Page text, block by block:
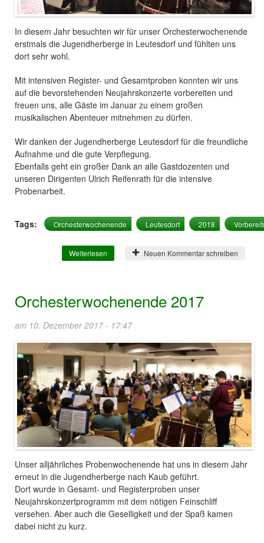
In diesem Jahr besuchten wir für unser Orchesterwochenende
erstmals die Jugendherberge in Leutesdorf und fühlten uns
dort sehr wohl.
Mit intensiven Register- und Gesamtproben konnten wir uns
auf die bevorstehenden Neujahrskonzerte vorbereiten und
freuen uns, alle Gäste im Januar zu einem großen
musikalischen Abenteuer mitnehmen zu dürfen.
Wir danken der Jugendherberge Leutesdorf für die freundliche
Aufnahme und die gute Verpflegung.
Ebenfalls geht ein großer Dank an alle Gastdozenten und
unseren Dirigenten Ulrich Reifenrath für die intensive
Probenarbeit.
Tags: Orchesterwochenende Leutesdorf 2018
Weiterlesen über Orchesterwochenende in Leutesdorf
Neuen Kommentar schreiben
Orchesterwochenende 2017
am 10. Dezember 2017 - 17:47
Unser alljährliches Probenwochenende hat uns in diesem Jahr
erneut in die Jugendherberge nach Kaub geführt.
Dort wurde in Gesamt- und Registerproben unser
Neujahrskonzertprogramm mit dem nötigen Feinschliff
versehen. Aber auch die Geselligkeit und der Spaß kamen
dabei nicht zu kurz.